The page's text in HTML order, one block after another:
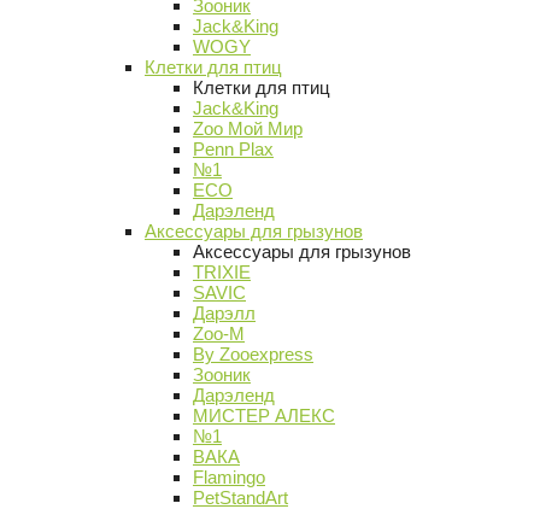
Зооник
Jack&King
WOGY
Клетки для птиц
Клетки для птиц
Jack&King
Zoo Мой Мир
Penn Plax
№1
ECO
Дарэленд
Аксессуары для грызунов
Аксессуары для грызунов
TRIXIE
SAVIC
Дарэлл
Zoo-M
By Zooexpress
Зооник
Дарэленд
МИСТЕР АЛЕКС
№1
ВАКА
Flamingo
PetStandArt